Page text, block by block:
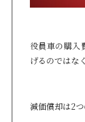
役員車の購入
げるのではな
減価償却は2つ